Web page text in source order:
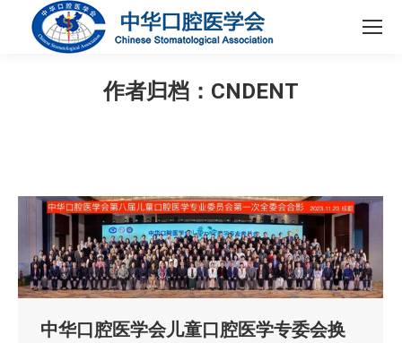
作者归档： CNDENT
中华口腔医学会儿童口腔医学专委会换